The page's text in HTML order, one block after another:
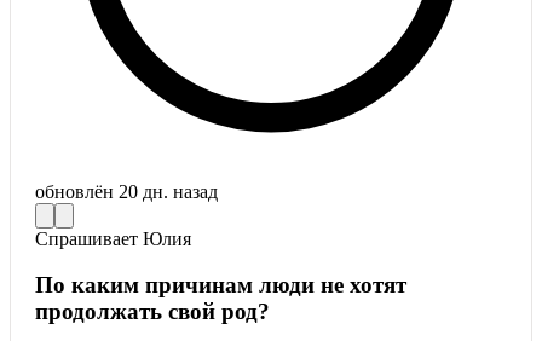
обновлён 20 дн. назад
Спрашивает Юлия
По каким причинам люди не хотят
продолжать свой род?